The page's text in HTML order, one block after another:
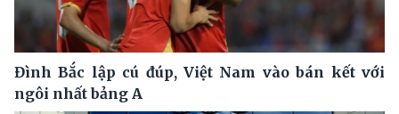
Đình Bắc lập cú đúp, Việt Nam vào bán kết với
ngôi nhất bảng A